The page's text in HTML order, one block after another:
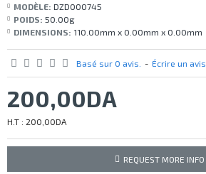
MODÈLE: DZD000745
POIDS: 50.00g
DIMENSIONS: 110.00mm x 0.00mm x 0.00mm
Basé sur 0 avis. - Écrire un avis
200,00DA
H.T : 200,00DA
REQUEST MORE INFO